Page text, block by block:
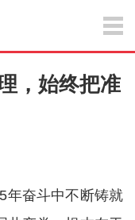
，始终把准
年奋斗中不断铸就